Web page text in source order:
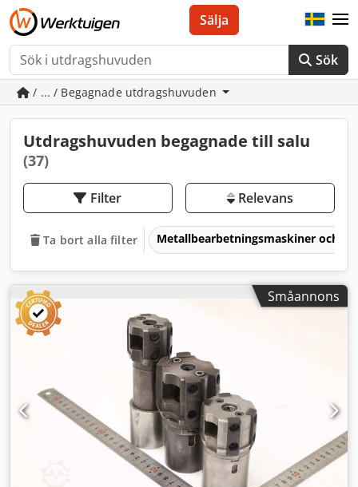
Sök
Sälja
/ ... / Begagnade utdragshuvuden
Utdragshuvuden begagnade till salu
(37)
Filter Relevans
Ta bort alla filter Metallbearbetningsmaskiner och
Småannons